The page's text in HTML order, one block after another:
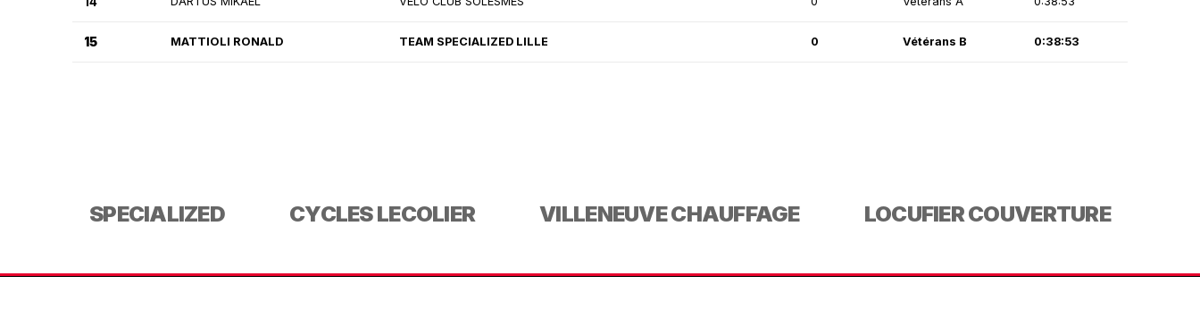
15 MATTIOLI RONALD TEAM SPECIALIZED LILLE 0 Vétérans B 0:38:53
SPECIALIZED CYCLES LECOLIER VILLENEUVE CHAUFFAGE LOCUFIER COUVERTURE